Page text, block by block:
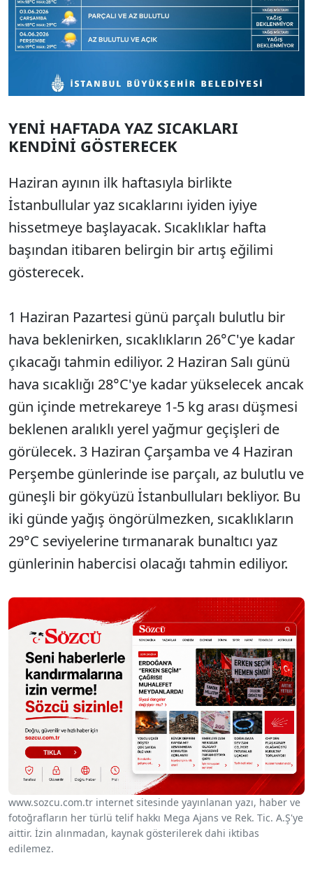
YENİ HAFTADA YAZ SICAKLARI
KENDİNİ GÖSTERECEK
Haziran ayının ilk haftasıyla birlikte
İstanbullular yaz sıcaklarını iyiden iyiye
hissetmeye başlayacak. Sıcaklıklar hafta
başından itibaren belirgin bir artış eğilimi
gösterecek.
1 Haziran Pazartesi günü parçalı bulutlu bir
hava beklenirken, sıcaklıkların 26°C'ye kadar
çıkacağı tahmin ediliyor. 2 Haziran Salı günü
hava sıcaklığı 28°C'ye kadar yükselecek ancak
gün içinde metrekareye 1-5 kg arası düşmesi
beklenen aralıklı yerel yağmur geçişleri de
görülecek. 3 Haziran Çarşamba ve 4 Haziran
Perşembe günlerinde ise parçalı, az bulutlu ve
güneşli bir gökyüzü İstanbulluları bekliyor. Bu
iki günde yağış öngörülmezken, sıcaklıkların
29°C seviyelerine tırmanarak bunaltıcı yaz
günlerinin habercisi olacağı tahmin ediliyor.
www.sozcu.com.tr internet sitesinde yayınlanan yazı, haber ve
fotoğrafların her türlü telif hakkı Mega Ajans ve Rek. Tic. A.Ş'ye
aittir. İzin alınmadan, kaynak gösterilerek dahi iktibas
edilemez.